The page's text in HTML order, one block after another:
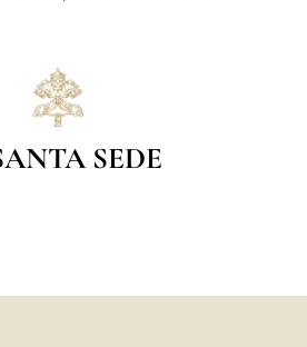
SEDE